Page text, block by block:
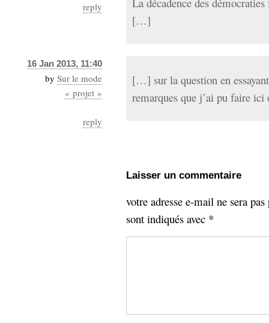
reply
[…]
16 Jan 2013, 11:40
by Sur le mode
« projet »
reply
[…] sur la question en
remarques que j’ai pu faire
Laisser un commentaire
votre adresse e-mail ne sera
sont indiqués avec *